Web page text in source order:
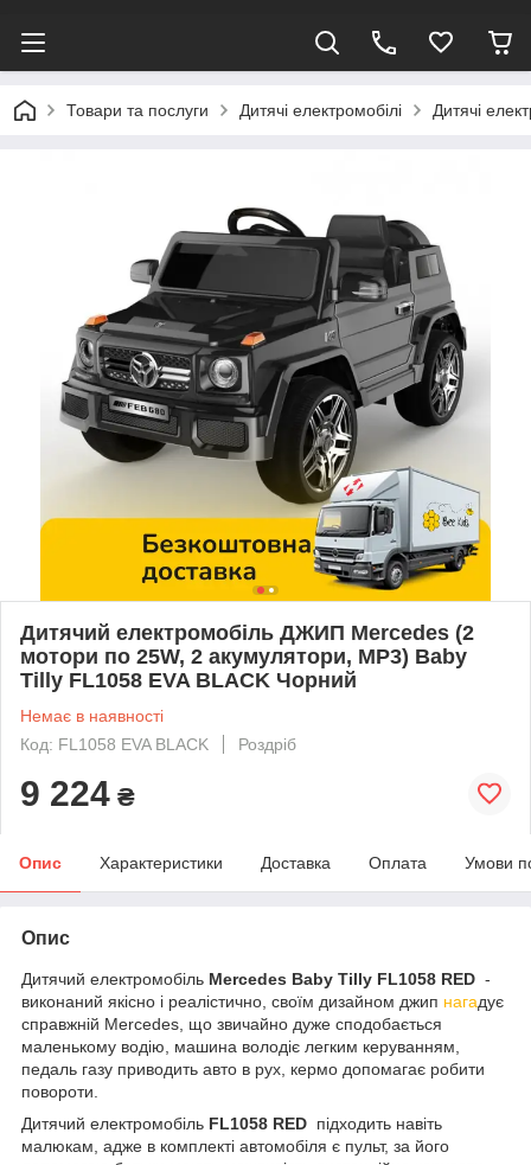
Товари та послуги Дитячі електромобілі Дитячі
Дитячий електромобіль ДЖИП Mercedes (2
мотори по 25W, 2 акумулятори, MP3) Baby
Tilly FL1058 EVA BLACK Чорний
Немає в наявності
Код: FL1058 EVA BLACK
Роздріб
9 224 ₴
Опис Характеристики Доставка Оплата Умови
Опис
Дитячий електромобіль Mercedes Baby Tilly FL1058 RED -
виконаний якісно і реалістично, своїм дизайном джип нагадує
справжній Mercedes, що звичайно дуже сподобається
маленькому водію, машина володіє легким керуванням,
педаль газу приводить авто в рух, кермо допомагає робити
повороти.
Дитячий електромобіль FL1058 RED підходить навіть
малюкам, адже в комплекті автомобіля є пульт, за його